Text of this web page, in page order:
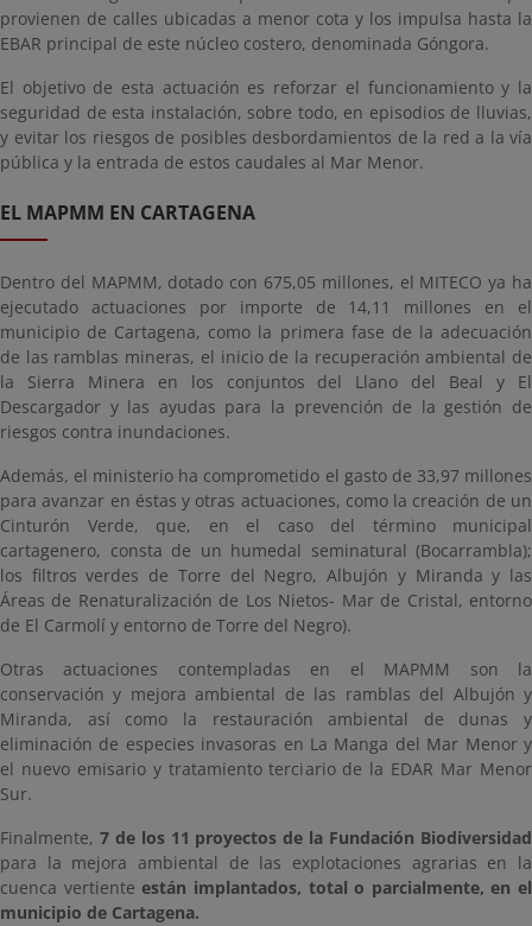
provienen de calles ubicadas a menor cota y los impulsa hasta la
EBAR principal de este núcleo costero, denominada Góngora.
El objetivo de esta actuación es reforzar el funcionamiento y la
seguridad de esta instalación, sobre todo, en episodios de lluvias,
y evitar los riesgos de posibles desbordamientos de la red a la vía
pública y la entrada de estos caudales al Mar Menor.
EL MAPMM EN CARTAGENA
Dentro del MAPMM, dotado con 675,05 millones, el MITECO ya ha
ejecutado actuaciones por importe de 14,11 millones en el
municipio de Cartagena, como la primera fase de la adecuación
de las ramblas mineras, el inicio de la recuperación ambiental de
la Sierra Minera en los conjuntos del Llano del Beal y El
Descargador y las ayudas para la prevención de la gestión de
riesgos contra inundaciones.
Además, el ministerio ha comprometido el gasto de 33,97 millones
para avanzar en éstas y otras actuaciones, como la creación de un
Cinturón Verde, que, en el caso del término municipal
cartagenero, consta de un humedal seminatural (Bocarrambla);
los filtros verdes de Torre del Negro, Albujón y Miranda y las
Áreas de Renaturalización de Los Nietos- Mar de Cristal, entorno
de El Carmolí y entorno de Torre del Negro).
Otras actuaciones contempladas en el MAPMM son la
conservación y mejora ambiental de las ramblas del Albujón y
Miranda, así como la restauración ambiental de dunas y
eliminación de especies invasoras en La Manga del Mar Menor y
el nuevo emisario y tratamiento terciario de la EDAR Mar Menor
Sur.
Finalmente, 7 de los 11 proyectos de la Fundación Biodiversidad
para la mejora ambiental de las explotaciones agrarias en la
cuenca vertienteestán implantados, total o parcialmente, en el
municipio de Cartagena.